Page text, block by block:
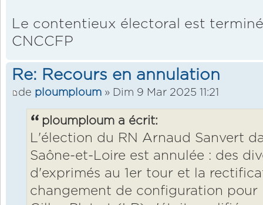
Le contentieux électoral est
CNCCFP
Re: Recours en annulation
de ploumploum » Dim 9 Mar 2025 11:21
ploumploum a écrit:
L'élection du RN Arnaud Sanvert
Saône-et-Loire est annulée : des
d'exprimés au 1er tour et la
changement de configuration